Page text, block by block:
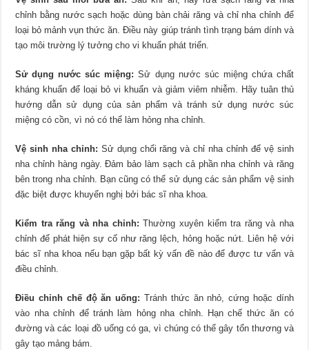
chỉnh bằng nước sạch hoặc dùng bàn chải răng và chỉ nha chỉnh để
loại bỏ mảnh vụn thức ăn. Điều này giúp tránh tình trạng bám dính và
tạo môi trường lý tưởng cho vi khuẩn phát triển.
Sử dụng nước súc miệng: Sử dụng nước súc miệng chứa chất
kháng khuẩn để loại bỏ vi khuẩn và giảm viêm nhiễm. Hãy tuân thủ
hướng dẫn sử dụng của sản phẩm và tránh sử dụng nước súc
miệng có cồn, vì nó có thể làm hỏng nha chỉnh.
Vệ sinh nha chỉnh: Sử dụng chổi răng và chỉ nha chỉnh để vệ sinh
nha chỉnh hàng ngày. Đảm bảo làm sạch cả phần nha chỉnh và răng
bên trong nha chỉnh. Bạn cũng có thể sử dụng các sản phẩm vệ sinh
đặc biệt được khuyến nghị bởi bác sĩ nha khoa.
Kiểm tra răng và nha chỉnh: Thường xuyên kiểm tra răng và nha
chỉnh để phát hiện sự cố như răng lệch, hỏng hoặc nứt. Liên hệ với
bác sĩ nha khoa nếu bạn gặp bất kỳ vấn đề nào để được tư vấn và
điều chỉnh.
Điều chỉnh chế độ ăn uống: Tránh thức ăn nhỏ, cứng hoặc dính
vào nha chỉnh để tránh làm hỏng nha chỉnh. Hạn chế thức ăn có
đường và các loại đồ uống có ga, vì chúng có thể gây tổn thương và
gây tạo mảng bám.